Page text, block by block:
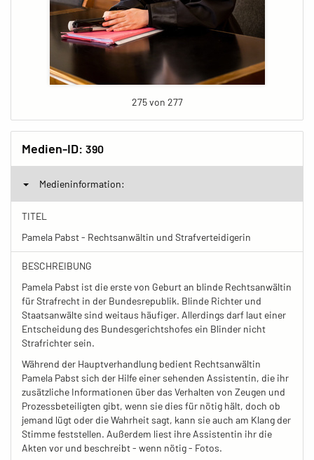
275 von 277
Medien-ID: 390
Medieninformation:
TITEL
Pamela Pabst - Rechtsanwältin und Strafverteidigerin
BESCHREIBUNG
Pamela Pabst ist die erste von Geburt an blinde Rechtsanwältin
für Strafrecht in der Bundesrepublik. Blinde Richter und
Staatsanwälte sind weitaus häufiger. Allerdings darf laut einer
Entscheidung des Bundesgerichtshofes ein Blinder nicht
Strafrichter sein.
Während der Hauptverhandlung bedient Rechtsanwältin
Pamela Pabst sich der Hilfe einer sehenden Assistentin, die ihr
zusätzliche Informationen über das Verhalten von Zeugen und
Prozessbeteiligten gibt, wenn sie dies für nötig hält, doch ob
jemand lügt oder die Wahrheit sagt, kann sie auch am Klang der
Stimme feststellen. Außerdem liest ihre Assistentin ihr die
Akten vor und beschreibt - wenn nötig - Fotos.